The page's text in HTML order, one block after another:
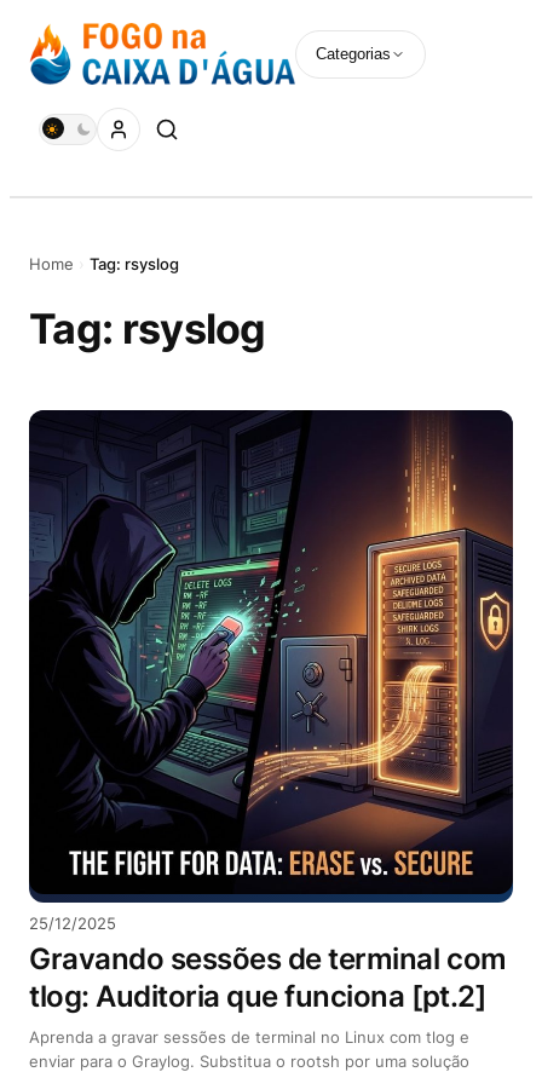
Pular
para
Categorias
Home Tag: rsyslog
Tag: rsyslog
25/12/2025
Gravando sessões de terminal com
tlog: Auditoria que funciona [pt.2]
Aprenda a gravar sessões de terminal no Linux com tlog e
enviar para o Graylog. Substitua o rootsh por uma solução